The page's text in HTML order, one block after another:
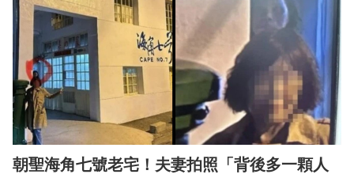
朝聖海角七號老宅！夫妻拍照「背後多一顆人